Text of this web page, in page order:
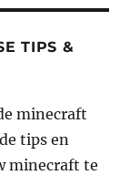
TIPS &
minecraft
tips en
minecraft te